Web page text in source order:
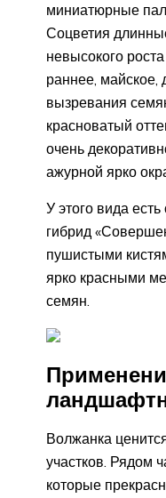
миниатюрные
Соцветия
невысокого
раннее, майское,
вызревания
красноватый
очень
ажурной ярко
У этого вида
гибрид
пушистыми
ярко красными
семян.
Волжанка
участков. Рядом
которые